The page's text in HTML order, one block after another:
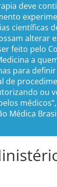
deve
científicas
alterar
feito pelo
a
para
de
ou
Médica